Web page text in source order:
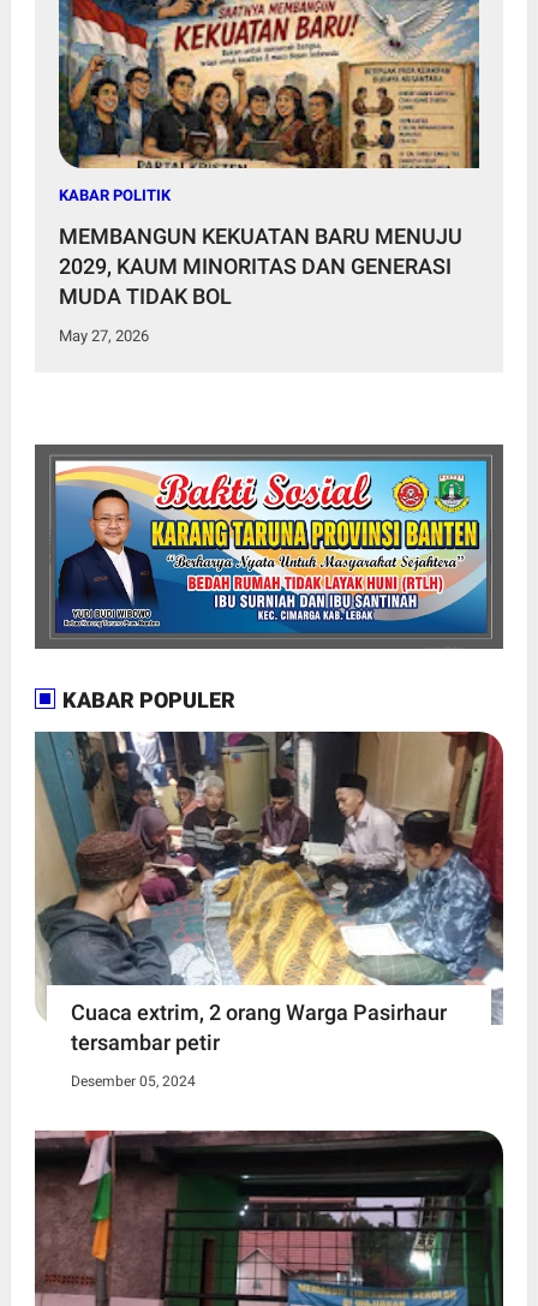
KABAR POLITIK
MEMBANGUN KEKUATAN BARU MENUJU
2029, KAUM MINORITAS DAN GENERASI
MUDA TIDAK BOL
May 27, 2026
KABAR POPULER
Cuaca extrim, 2 orang Warga Pasirhaur
tersambar petir
Desember 05, 2024